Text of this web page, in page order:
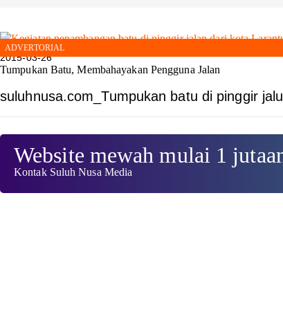
2015-03-26
Tumpukan Batu, Membahayakan Pengguna Jalan
suluhnusa.com_Tumpukan batu di pinggir
Website mewah mulai 1
Kontak Suluh Nusa Media